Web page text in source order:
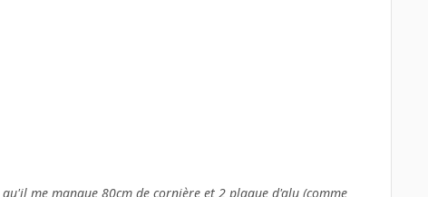
me manque 80cm de cornière et 2 plaque d'alu (comme